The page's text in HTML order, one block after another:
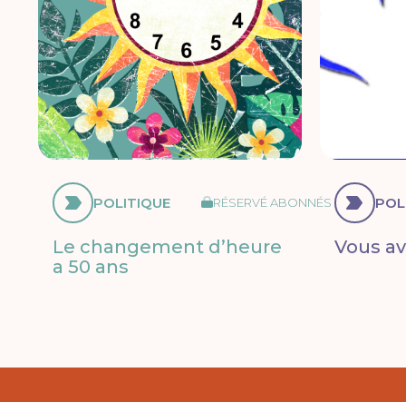
POLITIQUE RÉSERVÉ ABONNÉS
Le changement d’heure
a 50 ans
Vous